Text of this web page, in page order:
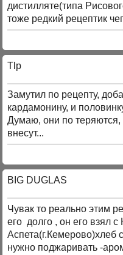
дистилляте(типа
тоже редкий рецептик
Tlp
Замутил по рецепту,
кардамонину, и
Думаю, они по теряются,
внесут...
BIG DUGLAS
Чувак то реально этим
его долго , он его взял
Аспета(г.Кемерово)хлеб
нужно поджаривать -